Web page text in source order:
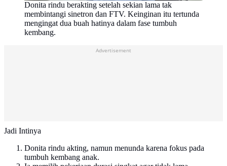
Donita rindu berakting setelah sekian lama tak
membintangi sinetron dan FTV. Keinginan itu tertunda
mengingat dua buah hatinya dalam fase tumbuh
kembang.
Advertisement
Jadi Intinya
Donita rindu akting, namun menunda karena fokus pada
tumbuh kembang anak.